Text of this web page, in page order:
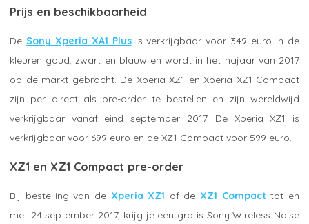
Prijs en beschikbaarheid
De Sony Xperia XA1 Plusis verkrijgbaar voor 349 euro in de
kleuren goud, zwart en blauw en wordt in het najaar van 2017
op de markt gebracht. De Xperia XZ1 en Xperia XZ1 Compact
zijn per direct als pre-order te bestellen en zijn wereldwijd
verkrijgbaar vanaf eind september 2017. De Xperia XZ1 is
verkrijgbaar voor 699 euro en de XZ1 Compact voor 599 euro.
XZ1 en XZ1 Compact pre-order
Bij bestelling van de Xperia XZ1 of de XZ1 Compacttot en
met 24 september 2017, krijg je een gratis Sony Wireless Noise